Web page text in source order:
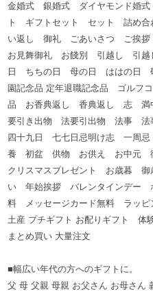
金婚式 銀婚式 ダイヤモンド婚
ト ギフトセット セット 詰め
い返し 御礼 ごあいさつ ご挨
お見舞御礼 お餞別 引越し 引
日 ちちの日 母の日 ははの日
園記念品 定年退職記念品 ゴル
品 お香典返し 香典返し 志
要引き出物 法要引出物 法事
四十九日 七七日忌明け志 一周
養 初盆 供物 お供え お中元
クリスマスプレゼント お歳暮
い 年始挨拶 バレンタインデー
料 メッセージカード無料 ラッ
土産 プチギフト お配りギフト 体
まとめ買い 大量注文
■幅広い年代の方へのギフトに。
父 母 父親 母親 お父さん お母さん